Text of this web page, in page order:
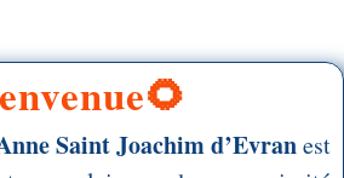
Saint Joachim d’Evranest